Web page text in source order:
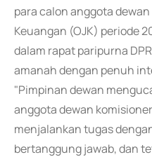
para calon anggota
Keuangan (OJK) periode
dalam rapat paripurna
amanah dengan penuh
"Pimpinan dewan
anggota dewan
menjalankan tugas
bertanggung jawab, dan